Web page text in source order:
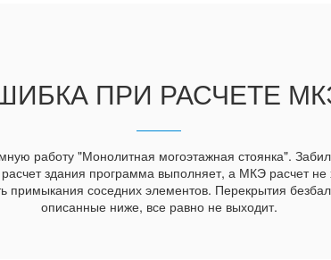
ПРИ РАСЧЕТЕ
работу "Монолитная могоэтажная стоянка".
здания программа выполняет, а МКЭ расчет
примыкания соседних элементов. Перекрытия
описанные ниже, все равно не выходит.